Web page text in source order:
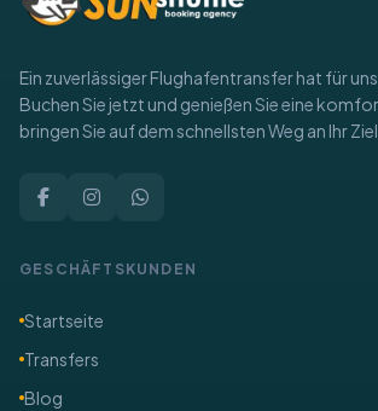
Ein zuverlässiger Flughafentransfer hat für
Buchen Sie jetzt und genießen Sie eine
bringen Sie auf dem schnellsten Weg an Ihr Ziel.
GESCHÄFTSKUNDEN
Startseite
Transfers
Blog